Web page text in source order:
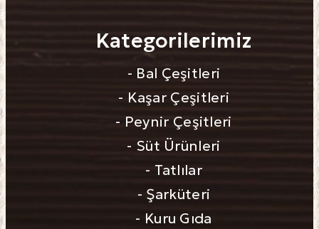
Kategorilerimiz
- Bal Çeşitleri
- Kaşar Çeşitleri
- Peynir Çeşitleri
- Süt Ürünleri
- Tatlılar
- Şarküteri
- Kuru Gıda